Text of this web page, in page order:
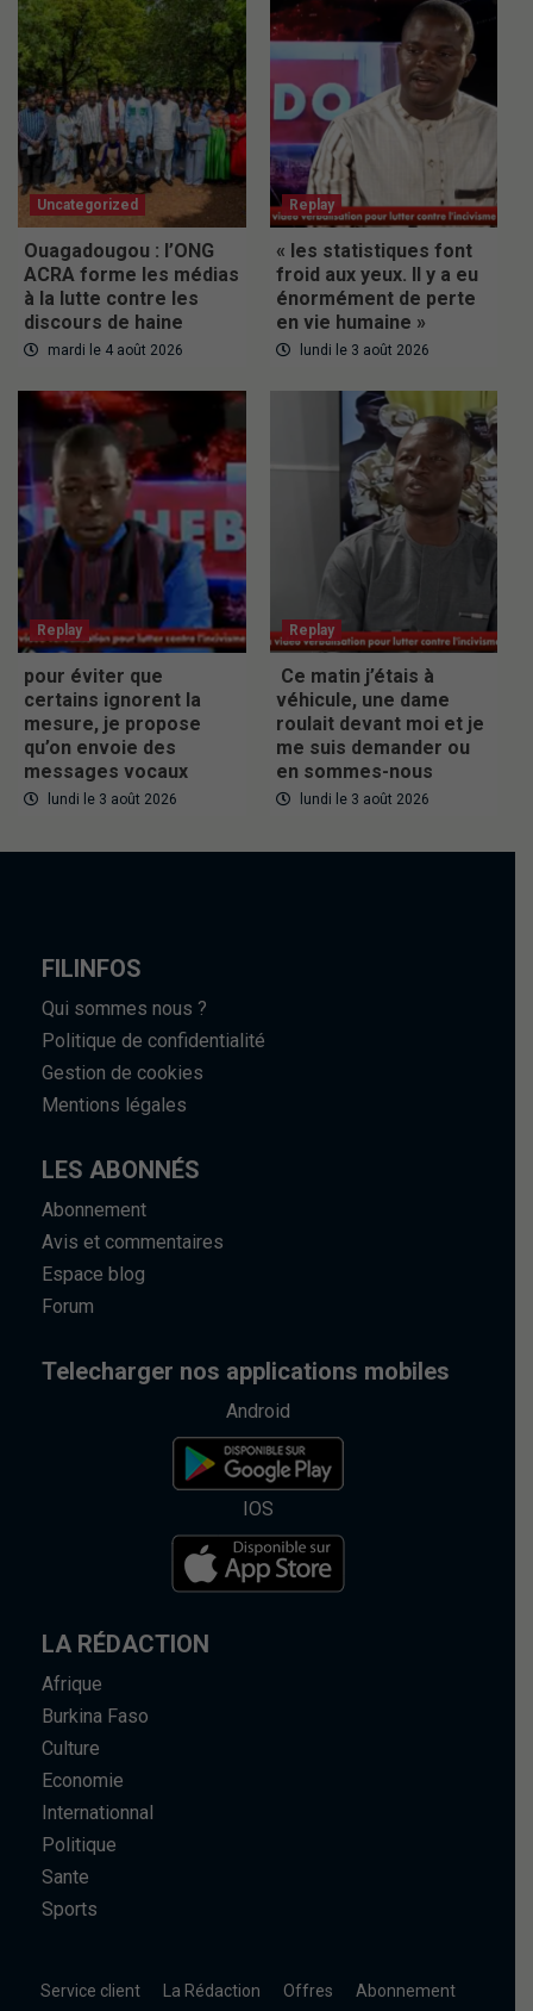
Uncategorized
Ouagadougou : l’ONG
ACRA forme les médias
à la lutte contre les
discours de haine
mardi le 4 août 2026
Replay
« les statistiques font
froid aux yeux. Il y a eu
énormément de perte
en vie humaine »
lundi le 3 août 2026
Replay
pour éviter que
certains ignorent la
mesure, je propose
qu’on envoie des
messages vocaux
lundi le 3 août 2026
Replay
Ce matin j’étais à
véhicule, une dame
roulait devant moi et je
me suis demander ou
en sommes-nous
lundi le 3 août 2026
FILINFOS
Qui sommes nous ?
Politique de confidentialité
Gestion de cookies
Mentions légales
LES ABONNÉS
Abonnement
Avis et commentaires
Espace blog
Forum
Telecharger nos applications mobiles
Android
IOS
LA RÉDACTION
Afrique
Burkina Faso
Culture
Economie
Internationnal
Politique
Sante
Sports
Service client La Rédaction Offres Abonnement